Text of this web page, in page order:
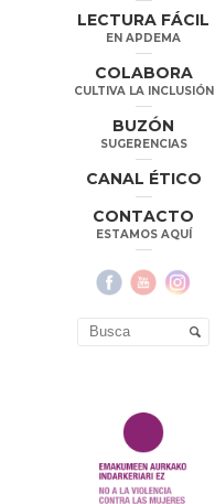
LECTURA FÁCIL
EN APDEMA
COLABORA
CULTIVA LA INCLUSIÓN
BUZÓN
SUGERENCIAS
CANAL ÉTICO
CONTACTO
ESTAMOS AQUÍ